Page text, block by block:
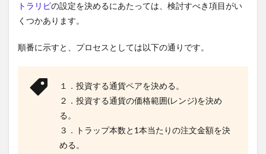
トラリピの設定を決めるにあたっては、検討すべき項目がい
くつかあります。
順番に示すと、プロセスとしては以下の通りです。
１．投資する通貨ペアを決める。
２．投資する通貨の価格範囲(レンジ)を決め
る。
３．トラップ本数と1本当たりの注文金額を決
める。